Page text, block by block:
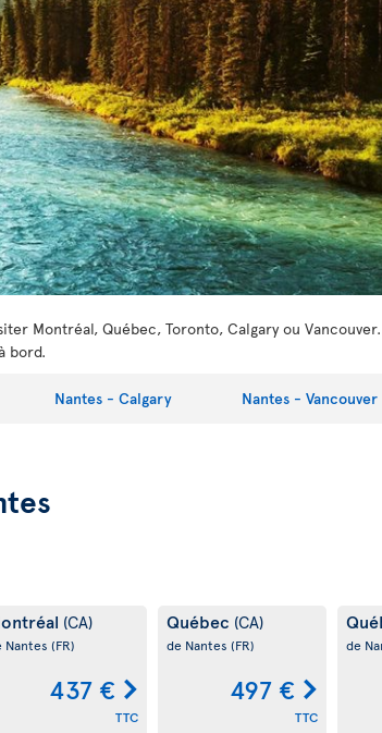
Montréal, Québec, Toronto, Calgary ou
bord.
Nantes - Calgary Nantes - Vancouver
(CA)
Nantes (FR)
437 €
TTC
Québec (CA)
de Nantes (FR)
497 €
TTC
de